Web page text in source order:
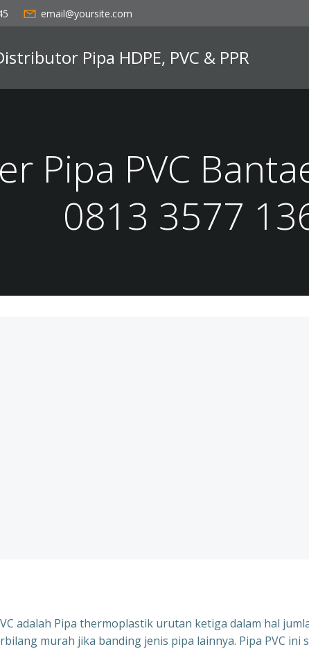
email@yoursite.com
Pipa HDPE, PVC & PPR
Pipa PVC
0813 3577
adalah Pipa thermoplastik urutan ketiga dalam hal
murah jika banding jenis pipa lainnya. Pipa PVC ini